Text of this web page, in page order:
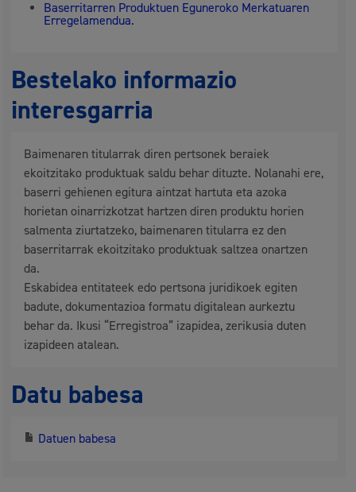
Baserritarren Produktuen Eguneroko Merkatuaren
Erregelamendua.
Bestelako informazio
interesgarria
Baimenaren titularrak diren pertsonek beraiek
ekoitzitako produktuak saldu behar dituzte. Nolanahi ere,
baserri gehienen egitura aintzat hartuta eta azoka
horietan oinarrizkotzat hartzen diren produktu horien
salmenta ziurtatzeko, baimenaren titularra ez den
baserritarrak ekoitzitako produktuak saltzea onartzen
da.
Eskabidea entitateek edo pertsona juridikoek egiten
badute, dokumentazioa formatu digitalean aurkeztu
behar da. Ikusi “Erregistroa” izapidea, zerikusia duten
izapideen atalean.
Datu babesa
Datuen babesa